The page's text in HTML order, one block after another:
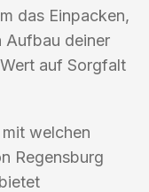
das Einpacken,
Aufbau deiner
auf Sorgfalt
welchen
Regensburg